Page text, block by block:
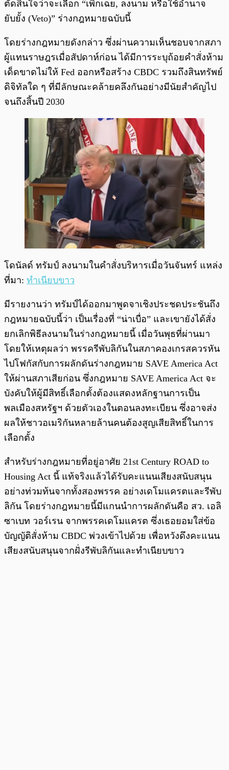
ตัดสินใจว่าจะเลือก “เพิกเฉย, ลงนาม หรือใช้อำนาจ
ยับยั้ง (Veto)” ร่างกฎหมายฉบับนี้
โดยร่างกฎหมายดังกล่าว ซึ่งผ่านความเห็นชอบจากสภา
ผู้แทนราษฎรเมื่อสัปดาห์ก่อน ได้มีการระบุถ้อยคำสั่งห้าม
เด็ดขาดไม่ให้ Fed ออกหรือสร้าง CBDC รวมถึงสินทรัพย์
ดิจิทัลใด ๆ ที่มีลักษณะคล้ายคลึงกันอย่างมีนัยสำคัญไป
จนถึงสิ้นปี 2030
โดนัลด์ ทรัมป์ ลงนามในคำสั่งบริหารเมื่อวันจันทร์ แหล่ง
ที่มา: ทำเนียบขาว
มีรายงานว่า ทรัมป์ได้ออกมาพูดจาเชิงประชดประชันถึง
กฎหมายฉบับนี้ว่า เป็นเรื่องที่ “น่าเบื่อ” และเขายังได้สั่ง
ยกเลิกพิธีลงนามในร่างกฎหมายนี้ เมื่อวันพุธที่ผ่านมา
โดยให้เหตุผลว่า พรรครีพับลิกันในสภาคองเกรสควรหัน
ไปโฟกัสกับการผลักดันร่างกฎหมาย SAVE America Act
ให้ผ่านสภาเสียก่อน ซึ่งกฎหมาย SAVE America Act จะ
บังคับให้ผู้มีสิทธิ์เลือกตั้งต้องแสดงหลักฐานการเป็น
พลเมืองสหรัฐฯ ด้วยตัวเองในตอนลงทะเบียน ซึ่งอาจส่ง
ผลให้ชาวอเมริกันหลายล้านคนต้องสูญเสียสิทธิ์ในการ
เลือกตั้ง
สำหรับร่างกฎหมายที่อยู่อาศัย 21st Century ROAD to
Housing Act นี้ แท้จริงแล้วได้รับคะแนนเสียงสนับสนุน
อย่างท่วมท้นจากทั้งสองพรรค อย่างเดโมแครตและรีพับ
ลิกัน โดยร่างกฎหมายนี้มีแกนนำการผลักดันคือ สว. เอลิ
ซาเบท วอร์เรน จากพรรคเดโมแครต ซึ่งเธอยอมใส่ข้อ
บัญญัติสั่งห้าม CBDC พ่วงเข้าไปด้วย เพื่อหวังดึงคะแนน
เสียงสนับสนุนจากฝั่งรีพับลิกันและทำเนียบขาว